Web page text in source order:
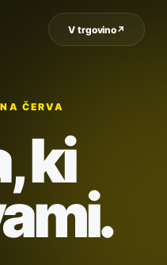
V trgovino↗
ČERVA
ki